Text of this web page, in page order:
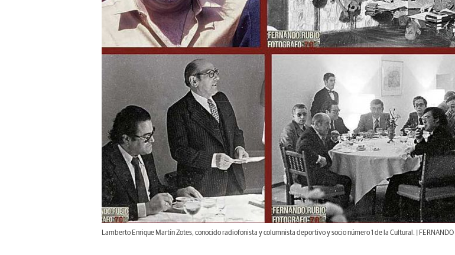
Lamberto Enrique Martín Zotes, conocido radiofonista y columnista deportivo y socio número 1 de la Cultural. | FERNANDO